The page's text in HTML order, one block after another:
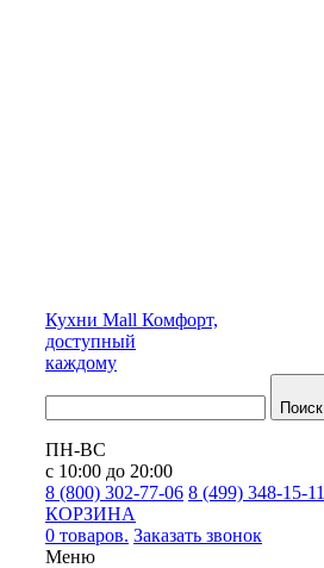
Кухни Mall Комфорт,
доступный
каждому
Поиск
ПН-ВС
с 10:00 до 20:00
8 (800) 302-77-06 8 (499) 348-15-11
КОРЗИНА
0 товаров. Заказать звонок
Меню